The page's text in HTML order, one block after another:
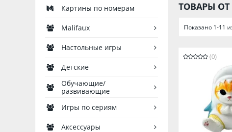
ТОВАРЫ ОТ
Показано 1-11
(0)
Картины по номерам
Malifaux
Настольные игры
Детские
Обучающие/
развивающие
Игры по сериям
Аксессуары